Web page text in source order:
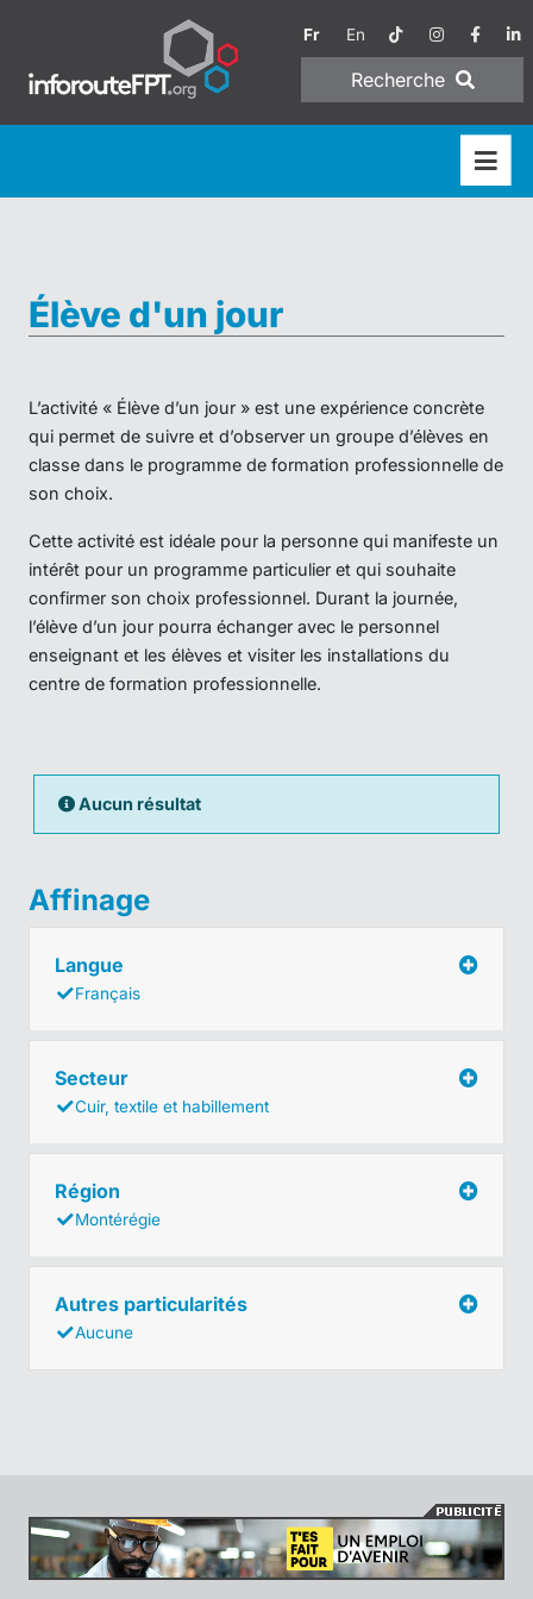
Fr En
Recherche
Élève d'un jour
L’activité « Élève d’un jour » est une expérience concrète
qui permet de suivre et d’observer un groupe d’élèves en
classe dans le programme de formation professionnelle de
son choix.
Cette activité est idéale pour la personne qui manifeste un
intérêt pour un programme particulier et qui souhaite
confirmer son choix professionnel. Durant la journée,
l’élève d’un jour pourra échanger avec le personnel
enseignant et les élèves et visiter les installations du
centre de formation professionnelle.
Aucun résultat
Affinage
Langue
Français
Secteur
Cuir, textile et habillement
Région
Montérégie
Autres particularités
Aucune